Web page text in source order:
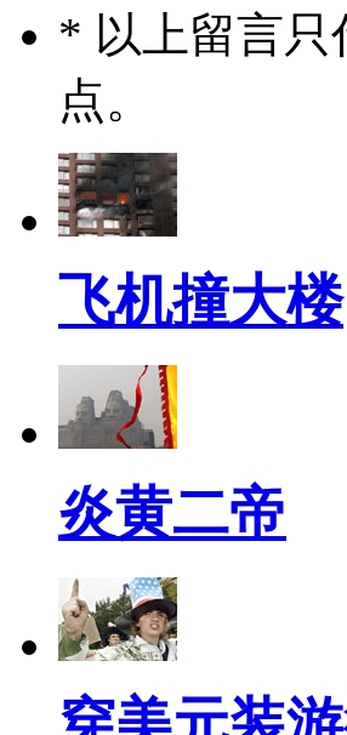
* 以上留言只
点。
飞机撞大楼
炎黄二帝